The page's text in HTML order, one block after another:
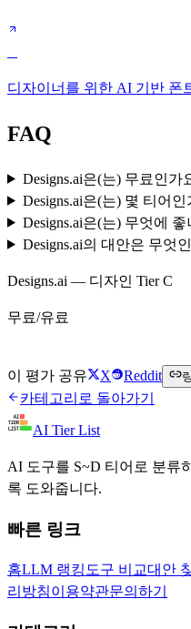
디자이너를 위한 AI 기반 폰
FAQ
Designs.ai은(는) 무료인가
Designs.ai은(는) 몇 티어인
Designs.ai은(는) 무엇에 좋
Designs.ai의 대안은 무엇
Designs.ai — 디자인 Tier C
무료/유료
이 평가 공유 X Reddit
카테고리로 돌아가기
AI Tier List
AI 도구를 S~D 티어로 분류
록 도와줍니다.
빠른 링크
홈LLM 랭킹 도구 비교대안
리방침이용약관문의하기